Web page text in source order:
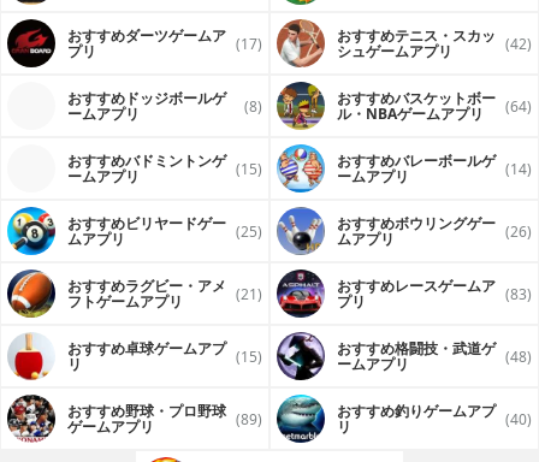
おすすめダーツゲームア
プリ (17) おすすめテニス・スカッ
シュゲームアプリ (42)
おすすめドッジボールゲ
ームアプリ (8) おすすめバスケットボー
ル・NBAゲームアプリ (64)
おすすめバドミントンゲ
ームアプリ (15) おすすめバレーボールゲ
ームアプリ (14)
おすすめビリヤードゲー
ムアプリ (25) おすすめボウリングゲー
ムアプリ (26)
おすすめラグビー・アメ
フトゲームアプリ (21) おすすめレースゲームア
プリ (83)
おすすめ卓球ゲームアプ
リ (15) おすすめ格闘技・武道ゲ
ームアプリ (48)
おすすめ野球・プロ野球
ゲームアプリ (89) おすすめ釣りゲームアプ
リ (40)